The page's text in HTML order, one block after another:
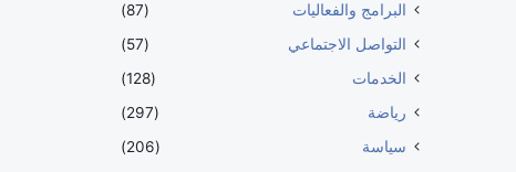
البرامج والفعاليات
(87)
التواصل الاجتماعي
(57)
الخدمات
(128)
رياضة
(297)
سياسة
(206)